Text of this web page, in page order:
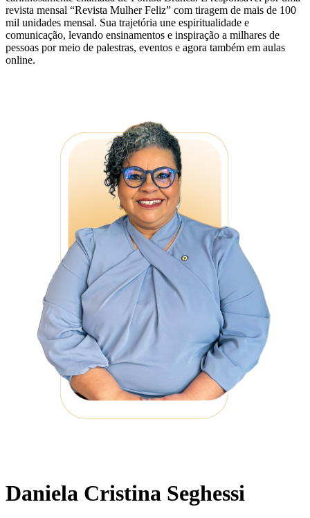
revista mensal “Revista Mulher Feliz” com tiragem de mais de 100
mil unidades mensal. Sua trajetória une espiritualidade e
comunicação, levando ensinamentos e inspiração a milhares de
pessoas por meio de palestras, eventos e agora também em aulas
online.
Daniela Cristina Seghessi